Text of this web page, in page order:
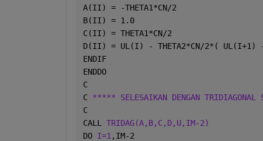
A(II) = -THETA1*CN/2
B(II) = 1.0
C(II) = THETA1*CN/2
D(II) = UL(I) - THETA2*CN/2*(
ENDIF
ENDDO
C
C ***** SELESAIKAN DENGAN TRIDIAGONAL
C
CALL TRIDAG(A,B,C,D,U,IM-2)
DO I=1 ,IM-2